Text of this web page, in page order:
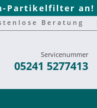
Partikelfilter an!
Beratung
Servicenummer
05241 5277413